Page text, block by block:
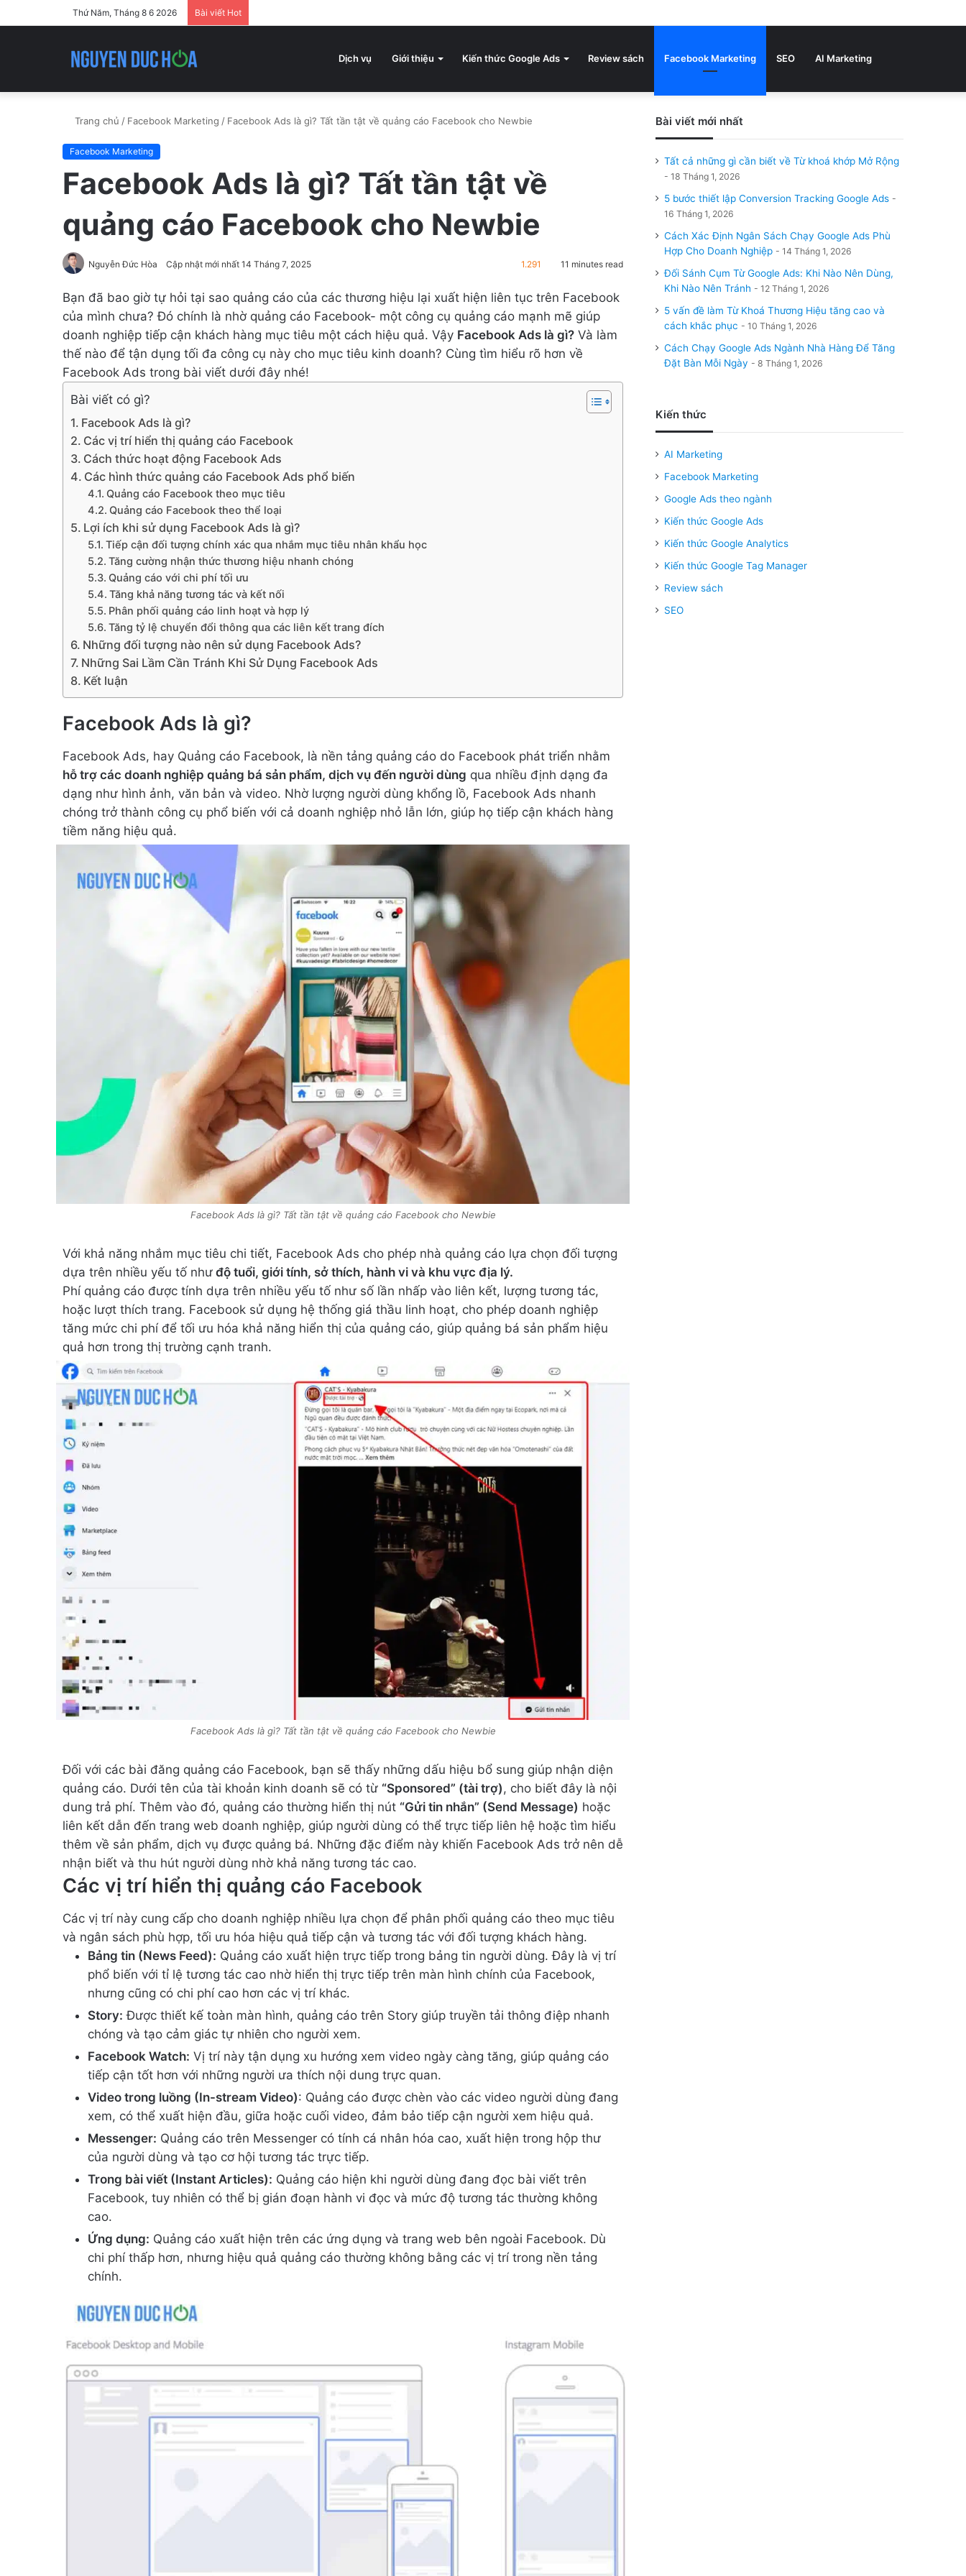
Thứ Năm, Tháng 8 6 2026 Bài viết Hot
Dịch vụ Giới thiệu Kiến thức Google Ads Review sách Facebook Marketing SEO AI Marketing
Trang chủ / Facebook Marketing / Facebook Ads là gì? Tất tần tật về quảng cáo Facebook cho Newbie
Facebook Marketing
Facebook Ads là gì? Tất tần tật về
quảng cáo Facebook cho Newbie
Nguyễn Đức Hòa Cập nhật mới nhất 14 Tháng 7, 2025 1.291 11 minutes read
Bạn đã bao giờ tự hỏi tại sao quảng cáo của các thương hiệu lại xuất hiện liên tục trên Facebook
của mình chưa? Đó chính là nhờ quảng cáo Facebook- một công cụ quảng cáo mạnh mẽ giúp
doanh nghiệp tiếp cận khách hàng mục tiêu một cách hiệu quả. Vậy Facebook Ads là gì? Và làm
thế nào để tận dụng tối đa công cụ này cho mục tiêu kinh doanh? Cùng tìm hiểu rõ hơn về
Facebook Ads trong bài viết dưới đây nhé!
Bài viết có gì?
Facebook Ads là gì?
Các vị trí hiển thị quảng cáo Facebook
Cách thức hoạt động Facebook Ads
Các hình thức quảng cáo Facebook Ads phổ biến
Quảng cáo Facebook theo mục tiêu
Quảng cáo Facebook theo thể loại
Lợi ích khi sử dụng Facebook Ads là gì?
Tiếp cận đối tượng chính xác qua nhắm mục tiêu nhân khẩu học
Tăng cường nhận thức thương hiệu nhanh chóng
Quảng cáo với chi phí tối ưu
Tăng khả năng tương tác và kết nối
Phân phối quảng cáo linh hoạt và hợp lý
Tăng tỷ lệ chuyển đổi thông qua các liên kết trang đích
Những đối tượng nào nên sử dụng Facebook Ads?
Những Sai Lầm Cần Tránh Khi Sử Dụng Facebook Ads
Kết luận
Facebook Ads là gì?
Facebook Ads, hay Quảng cáo Facebook, là nền tảng quảng cáo do Facebook phát triển nhằm
hỗ trợ các doanh nghiệp quảng bá sản phẩm, dịch vụ đến người dùng qua nhiều định dạng đa
dạng như hình ảnh, văn bản và video. Nhờ lượng người dùng khổng lồ, Facebook Ads nhanh
chóng trở thành công cụ phổ biến với cả doanh nghiệp nhỏ lẫn lớn, giúp họ tiếp cận khách hàng
tiềm năng hiệu quả.
Facebook Ads là gì? Tất tần tật về quảng cáo Facebook cho Newbie
Với khả năng nhắm mục tiêu chi tiết, Facebook Ads cho phép nhà quảng cáo lựa chọn đối tượng
dựa trên nhiều yếu tố như độ tuổi, giới tính, sở thích, hành vi và khu vực địa lý.
Phí quảng cáo được tính dựa trên nhiều yếu tố như số lần nhấp vào liên kết, lượng tương tác,
hoặc lượt thích trang. Facebook sử dụng hệ thống giá thầu linh hoạt, cho phép doanh nghiệp
tăng mức chi phí để tối ưu hóa khả năng hiển thị của quảng cáo, giúp quảng bá sản phẩm hiệu
quả hơn trong thị trường cạnh tranh.
Facebook Ads là gì? Tất tần tật về quảng cáo Facebook cho Newbie
Đối với các bài đăng quảng cáo Facebook, bạn sẽ thấy những dấu hiệu bổ sung giúp nhận diện
quảng cáo. Dưới tên của tài khoản kinh doanh sẽ có từ “Sponsored” (tài trợ), cho biết đây là nội
dung trả phí. Thêm vào đó, quảng cáo thường hiển thị nút “Gửi tin nhắn” (Send Message) hoặc
liên kết dẫn đến trang web doanh nghiệp, giúp người dùng có thể trực tiếp liên hệ hoặc tìm hiểu
thêm về sản phẩm, dịch vụ được quảng bá. Những đặc điểm này khiến Facebook Ads trở nên dễ
nhận biết và thu hút người dùng nhờ khả năng tương tác cao.
Các vị trí hiển thị quảng cáo Facebook
Các vị trí này cung cấp cho doanh nghiệp nhiều lựa chọn để phân phối quảng cáo theo mục tiêu
và ngân sách phù hợp, tối ưu hóa hiệu quả tiếp cận và tương tác với đối tượng khách hàng.
Bảng tin (News Feed): Quảng cáo xuất hiện trực tiếp trong bảng tin người dùng. Đây là vị trí
phổ biến với tỉ lệ tương tác cao nhờ hiển thị trực tiếp trên màn hình chính của Facebook,
nhưng cũng có chi phí cao hơn các vị trí khác.
Story: Được thiết kế toàn màn hình, quảng cáo trên Story giúp truyền tải thông điệp nhanh
chóng và tạo cảm giác tự nhiên cho người xem.
Facebook Watch: Vị trí này tận dụng xu hướng xem video ngày càng tăng, giúp quảng cáo
tiếp cận tốt hơn với những người ưa thích nội dung trực quan.
Video trong luồng (In-stream Video): Quảng cáo được chèn vào các video người dùng đang
xem, có thể xuất hiện đầu, giữa hoặc cuối video, đảm bảo tiếp cận người xem hiệu quả.
Messenger: Quảng cáo trên Messenger có tính cá nhân hóa cao, xuất hiện trong hộp thư
của người dùng và tạo cơ hội tương tác trực tiếp.
Trong bài viết (Instant Articles): Quảng cáo hiện khi người dùng đang đọc bài viết trên
Facebook, tuy nhiên có thể bị gián đoạn hành vi đọc và mức độ tương tác thường không
cao.
Ứng dụng: Quảng cáo xuất hiện trên các ứng dụng và trang web bên ngoài Facebook. Dù
chi phí thấp hơn, nhưng hiệu quả quảng cáo thường không bằng các vị trí trong nền tảng
chính.
Bài viết mới nhất
Tất cả những gì cần biết về Từ khoá khớp Mở Rộng
18 Tháng 1, 2026
5 bước thiết lập Conversion Tracking Google Ads
16 Tháng 1, 2026
Cách Xác Định Ngân Sách Chạy Google Ads Phù
Hợp Cho Doanh Nghiệp
14 Tháng 1, 2026
Đối Sánh Cụm Từ Google Ads: Khi Nào Nên Dùng,
Khi Nào Nên Tránh
12 Tháng 1, 2026
5 vấn đề làm Từ Khoá Thương Hiệu tăng cao và
cách khắc phục
10 Tháng 1, 2026
Cách Chạy Google Ads Ngành Nhà Hàng Để Tăng
Đặt Bàn Mỗi Ngày
8 Tháng 1, 2026
Kiến thức
AI Marketing
Facebook Marketing
Google Ads theo ngành
Kiến thức Google Ads
Kiến thức Google Analytics
Kiến thức Google Tag Manager
Review sách
SEO